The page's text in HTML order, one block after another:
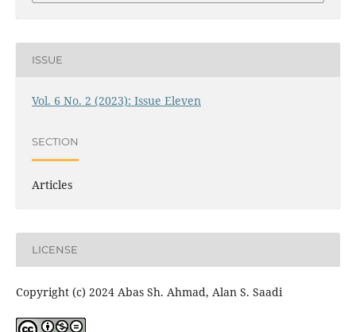
ISSUE
Vol. 6 No. 2 (2023): Issue Eleven
SECTION
Articles
LICENSE
Copyright (c) 2024 Abas Sh. Ahmad, Alan S. Saadi